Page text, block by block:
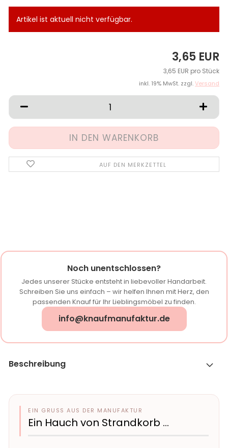
Artikel ist aktuell nicht verfügbar.
3,65 EUR
3,65 EUR pro Stück
inkl. 19% MwSt. zzgl.Versand
AUF DEN MERKZETTEL
Noch unentschlossen?
Jedes unserer Stücke entsteht in liebevoller Handarbeit.
Schreiben Sie uns einfach – wir helfen Ihnen mit Herz, den
passenden Knauf für Ihr Lieblingsmöbel zu finden.
info@knaufmanufaktur.de
Beschreibung
EIN GRUSS AUS DER MANUFAKTUR
Ein Hauch von Strandkorb …